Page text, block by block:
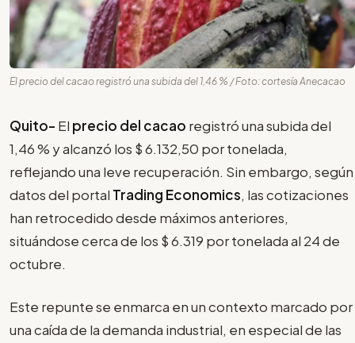
El precio del cacao registró una subida del 1,46 % / Foto: cortesía Anecacao
Quito- El precio del cacao registró una subida del
1,46 % y alcanzó los $ 6.132,50 por tonelada,
reflejando una leve recuperación. Sin embargo, según
datos del portal Trading Economics, las cotizaciones
han retrocedido desde máximos anteriores,
situándose cerca de los $ 6.319 por tonelada al 24 de
octubre.
Este repunte se enmarca en un contexto marcado por
una caída de la demanda industrial, en especial de las